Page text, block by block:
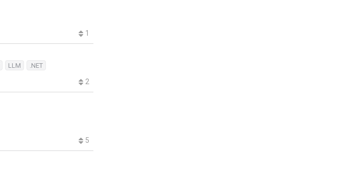
1
LLM .NET
2
5